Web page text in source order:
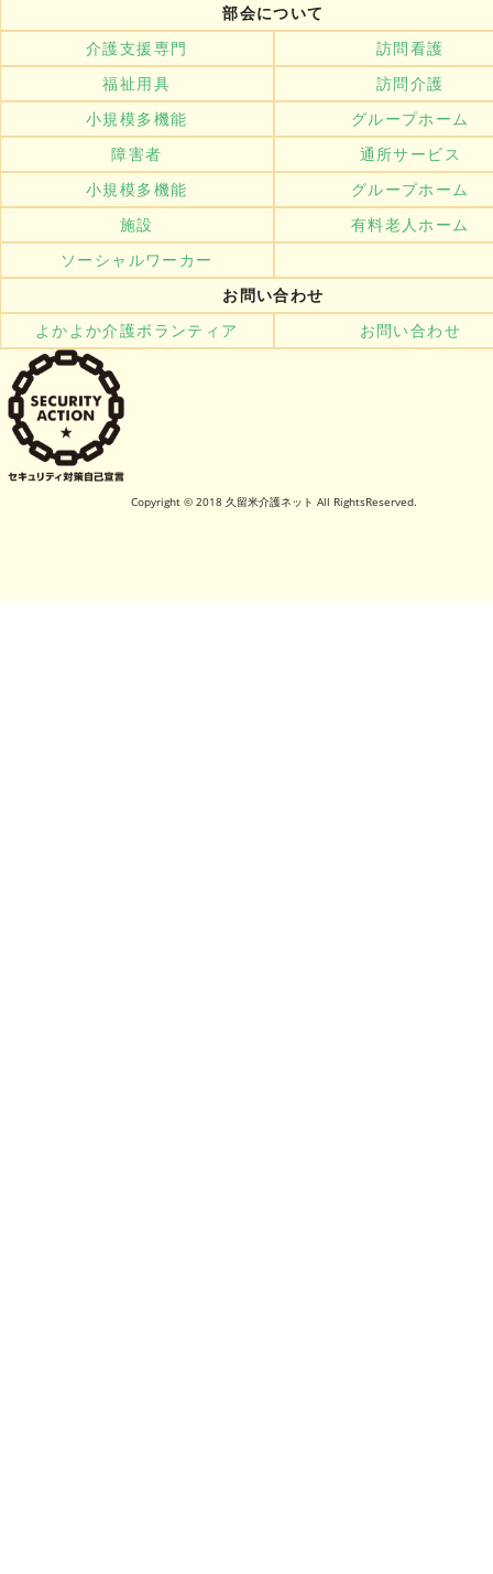
部会について
介護支援専門
訪問看護
福祉用具
訪問介護
小規模多機能
グループホーム
障害者
通所サービス
小規模多機能
グループホーム
施設
有料老人ホーム
ソーシャルワーカー
お問い合わせ
よかよか介護ボランティア
お問い合わせ
Copyright © 2018 久留米介護ネット All RightsReserved.